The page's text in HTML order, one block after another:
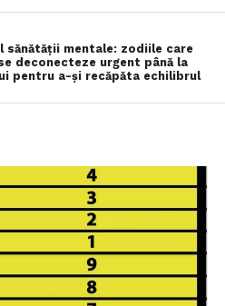
sănătății mentale: zodiile care
deconecteze urgent până la
pentru a-și recăpăta echilibrul